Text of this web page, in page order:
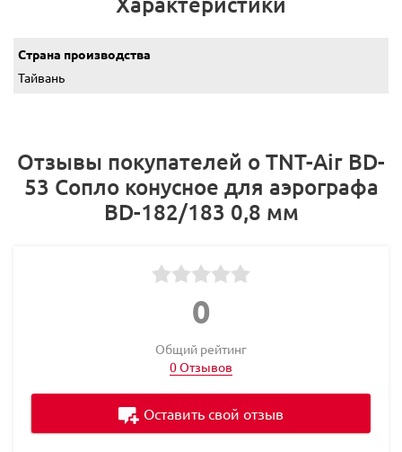
Страна производства
Тайвань
Отзывы покупателей о TNT-Air BD-
53 Сопло конусное для аэрографа
ВD-182/183 0,8 мм
0
Общий рейтинг
0 Отзывов
Оставить свой отзыв